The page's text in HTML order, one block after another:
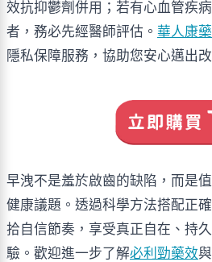
效抗抑鬱劑併用；若有心血管疾
者，務必先經醫師評估。 華人康
隱私保障服務，協助您安心邁出
早洩不是羞於啟齒的缺陷，而是
健康議題。透過科學方法搭配正
拾自信節奏，享受真正自在、持
驗。歡迎進一步了解必利勁藥效